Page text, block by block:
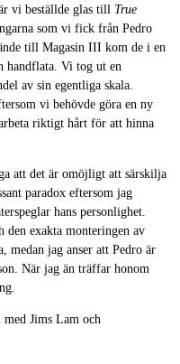
vi beställde glas till True
som vi fick från Pedro
till Magasin III kom de i en
handflata. Vi tog ut en
av sin egentliga skala.
vi behövde göra en ny
riktigt hårt för att hinna
att det är omöjligt att särskilja
paradox eftersom jag
hans personlighet.
exakta monteringen av
medan jag anser att Pedro är
När jag än träffar honom
med Jims Lam och